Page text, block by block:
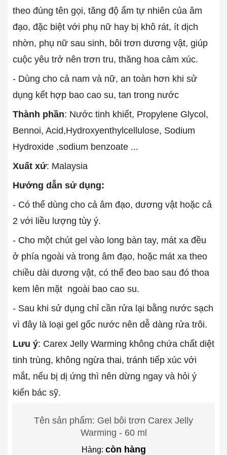
theo đúng tên gọi, tăng độ ẩm tự nhiên của âm
đạo, đặc biệt với phụ nữ hay bị khô rát, ít dịch
nhờn, phụ nữ sau sinh, bôi trơn dương vật, giúp
cuộc yêu trở nên trơn tru, thăng hoa cảm xúc.
- Dùng cho cả nam và nữ, an toàn hơn khi sử
dụng kết hợp bao cao su, tan trong nước
Thành phần: Nước tinh khiết, Propylene Glycol,
Bennoi, Acid,Hydroxyenthylcellulose, Sodium
Hydroxide ,sodium benzoate ...
Xuất xứ: Malaysia
Hướng dẫn sử dụng:
- Có thể dùng cho cả âm đạo, dương vật hoặc cả
2 với liều lượng tùy ý.
- Cho một chút gel vào long bàn tay, mát xa đều
ở phía ngoài và trong âm đạo, hoặc mát xa theo
chiều dài dương vật, có thể đeo bao sau đó thoa
kem lên mặt ngoài bao cao su.
- Sau khi sử dụng chỉ cần rửa lại bằng nước sạch
vì đây là loại gel gốc nước nên dễ dàng rửa trôi.
Lưu ý: Carex Jelly Warming không chứa chất diệt
tinh trùng, không ngừa thai, tránh tiếp xúc với
mắt, nếu bị dị ứng thì nên dừng ngay và hỏi ý
kiến bác sỹ.
Tên sản phẩm: Gel bôi trơn Carex Jelly
Warming - 60 ml
Hàng: còn hàng